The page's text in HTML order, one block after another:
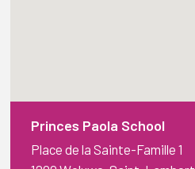
Princes Paola School
Place de la Sainte-Famille 1